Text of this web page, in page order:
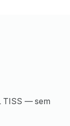
TISS — sem